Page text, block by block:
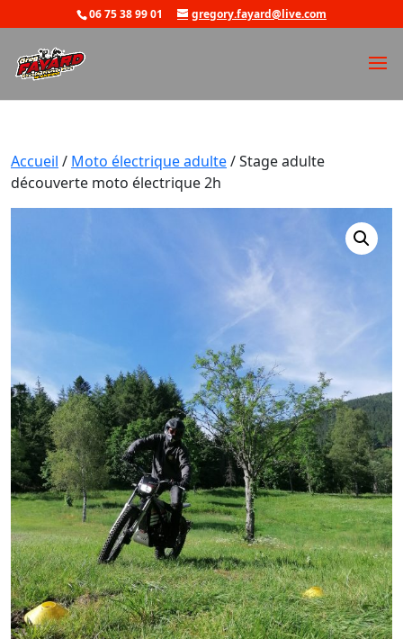
06 75 38 99 01 gregory.fayard@live.com
Accueil / Moto électrique adulte/ Stage adulte
découverte moto électrique 2h